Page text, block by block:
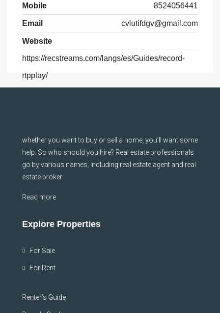
Mobile 8524056441
Email cvlutifdgv@gmail.com
Website
https://recstreams.com/langs/es/Guides/record-
rtpplay/
whether you want to buy or sell a home, you’ll want some
help. So who should you hire? Real estate professionals
go by various names, including real estate agent and real
estate broker
Read more
Explore Properties
For Sale
For Rent
Renter’s Guide